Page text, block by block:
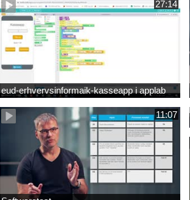
27:14
eud-erhvervsinformaik-kasseapp i applab
11:07